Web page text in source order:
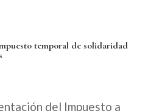
temporal de solidaridad
del Impuesto a